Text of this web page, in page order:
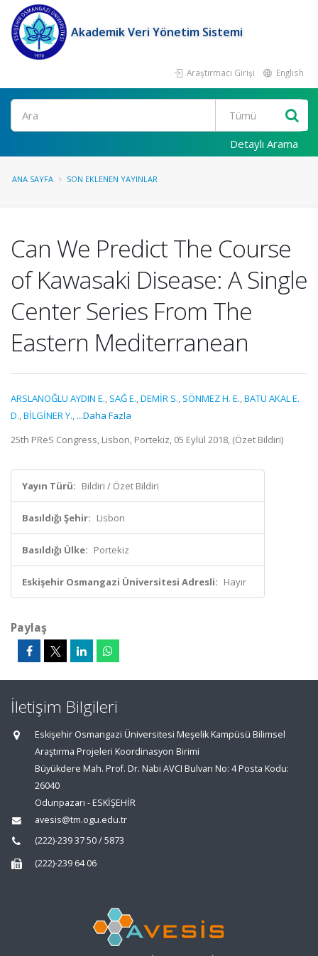
Akademik Veri Yönetim Sistemi
Araştırmacı Girişi English
Ara
Detaylı Arama
ANA SAYFA SON EKLENEN YAYINLAR
Can We Predict The Course
of Kawasaki Disease: A Single
Center Series From The
Eastern Mediterranean
ARSLANOĞLU AYDIN E., SAĞ E.,DEMİR S., SÖNMEZ H. E.,BATU AKAL E.
D.,BİLGİNER Y., ...Daha Fazla
25th PReS Congress, Lisbon, Portekiz, 05 Eylül 2018, (Özet Bildiri)
Yayın Türü: Bildiri / Özet Bildiri
Basıldığı Şehir: Lisbon
Basıldığı Ülke: Portekiz
Eskişehir Osmangazi Üniversitesi Adresli: Hayır
Paylaş
İletişim Bilgileri
Eskişehir Osmangazi Üniversitesi Meşelik Kampüsü Bilimsel
Araştırma Projeleri Koordinasyon Birimi
Büyükdere Mah. Prof. Dr. Nabi AVCI Bulvarı No: 4 Posta Kodu:
26040
Odunpazarı - ESKİŞEHİR
avesis@tm.ogu.edu.tr
(222)-239 37 50 / 5873
(222)-239 64 06